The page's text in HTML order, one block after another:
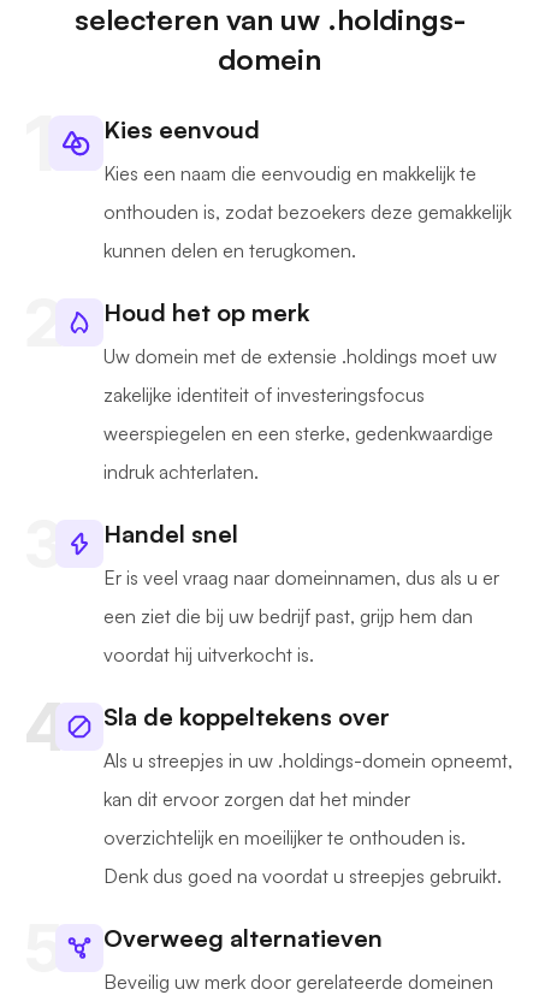
selecteren van uw .holdings-
domein
Kies eenvoud
Kies een naam die eenvoudig en makkelijk te
onthouden is, zodat bezoekers deze gemakkelijk
kunnen delen en terugkomen.
Houd het op merk
Uw domein met de extensie .holdings moet uw
zakelijke identiteit of investeringsfocus
weerspiegelen en een sterke, gedenkwaardige
indruk achterlaten.
Handel snel
Er is veel vraag naar domeinnamen, dus als u er
een ziet die bij uw bedrijf past, grijp hem dan
voordat hij uitverkocht is.
Sla de koppeltekens over
Als u streepjes in uw .holdings-domein opneemt,
kan dit ervoor zorgen dat het minder
overzichtelijk en moeilijker te onthouden is.
Denk dus goed na voordat u streepjes gebruikt.
Overweeg alternatieven
Beveilig uw merk door gerelateerde domeinen